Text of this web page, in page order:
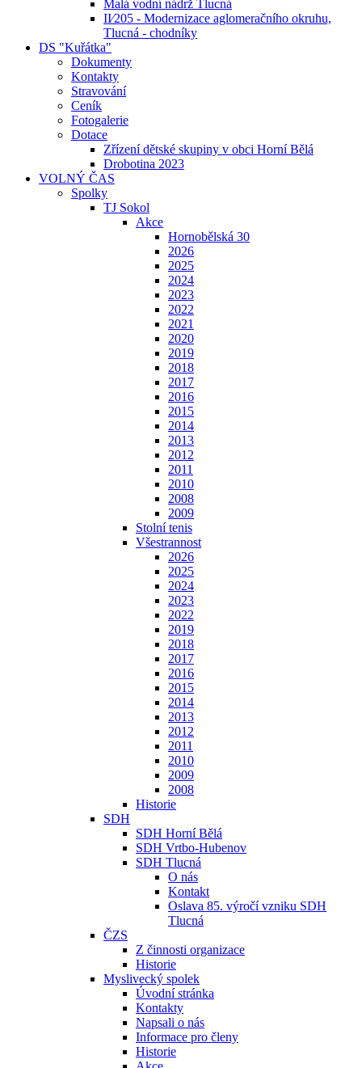
Malá vodní nádrž Tlucná
II⁄205 - Modernizace aglomeračního okruhu,
Tlucná - chodníky
DS "Kuřátka"
Dokumenty
Kontakty
Stravování
Ceník
Fotogalerie
Dotace
Zřízení dětské skupiny v obci Horní Bělá
Drobotina 2023
VOLNÝ ČAS
Spolky
TJ Sokol
Akce
Hornobělská 30
2026
2025
2024
2023
2022
2021
2020
2019
2018
2017
2016
2015
2014
2013
2012
2011
2010
2008
2009
Stolní tenis
Všestrannost
2026
2025
2024
2023
2022
2019
2018
2017
2016
2015
2014
2013
2012
2011
2010
2009
2008
Historie
SDH
SDH Horní Bělá
SDH Vrtbo-Hubenov
SDH Tlucná
O nás
Kontakt
Oslava 85. výročí vzniku SDH
Tlucná
ČZS
Z činnosti organizace
Historie
Myslivecký spolek
Úvodní stránka
Kontakty
Napsali o nás
Informace pro členy
Historie